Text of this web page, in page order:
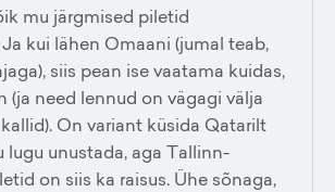
mu järgmised piletid
kui lähen Omaani (jumal teab,
siis pean ise vaatama kuidas,
(ja need lennud on vägagi välja
On variant küsida Qatarilt
lugu unustada, aga Tallinn-
on siis ka raisus. Ühe sõnaga,